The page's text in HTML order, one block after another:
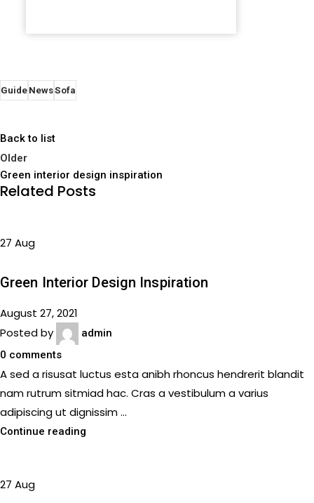
GuideNewsSofa
Back to list
Older
Green interior design inspiration
Related Posts
27 Aug
Green Interior Design Inspiration
August 27, 2021
Posted by
admin
0 comments
A sed a risusat luctus esta anibh rhoncus hendrerit blandit
nam rutrum sitmiad hac. Cras a vestibulum a varius
adipiscing ut dignissim ...
Continue reading
27 Aug